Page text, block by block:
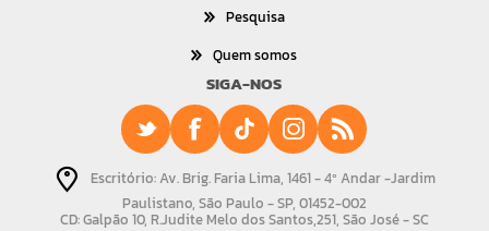
Pesquisa
Quem somos
SIGA-NOS
Escritório: Av. Brig. Faria Lima, 1461 - 4º Andar -Jardim
Paulistano, São Paulo - SP, 01452-002
CD: Galpão 10, R.Judite Melo dos Santos,251, São José - SC